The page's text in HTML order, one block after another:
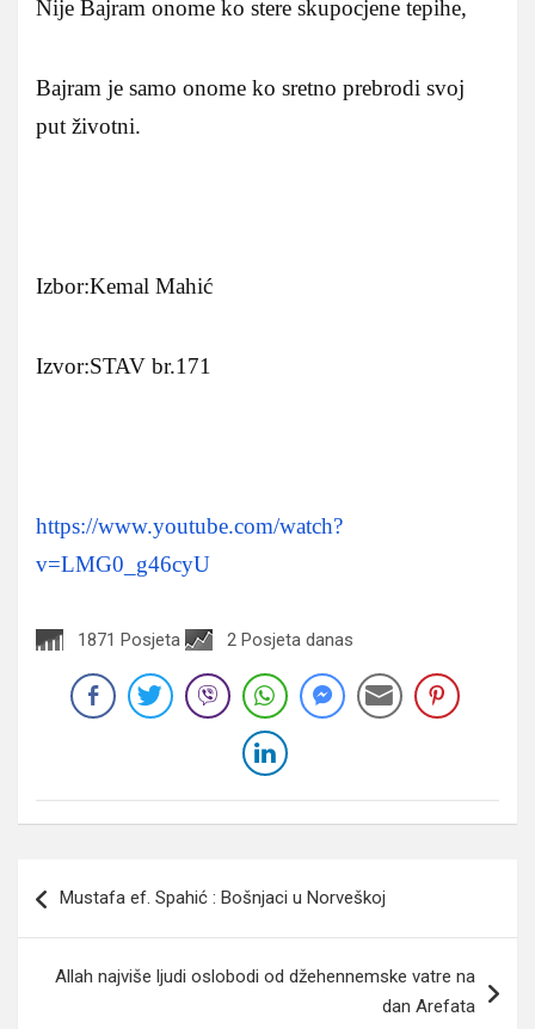
Nije Bajram onome ko stere skupocjene tepihe,
Bajram je samo onome ko sretno prebrodi svoj
put životni.
Izbor:Kemal Mahić
Izvor:STAV br.171
https://www.youtube.com/watch?
v=LMG0_g46cyU
1871 Posjeta 2 Posjeta danas
članaka
Mustafa ef. Spahić : Bošnjaci u Norveškoj
Allah najviše ljudi oslobodi od džehennemske vatre na
dan Arefata